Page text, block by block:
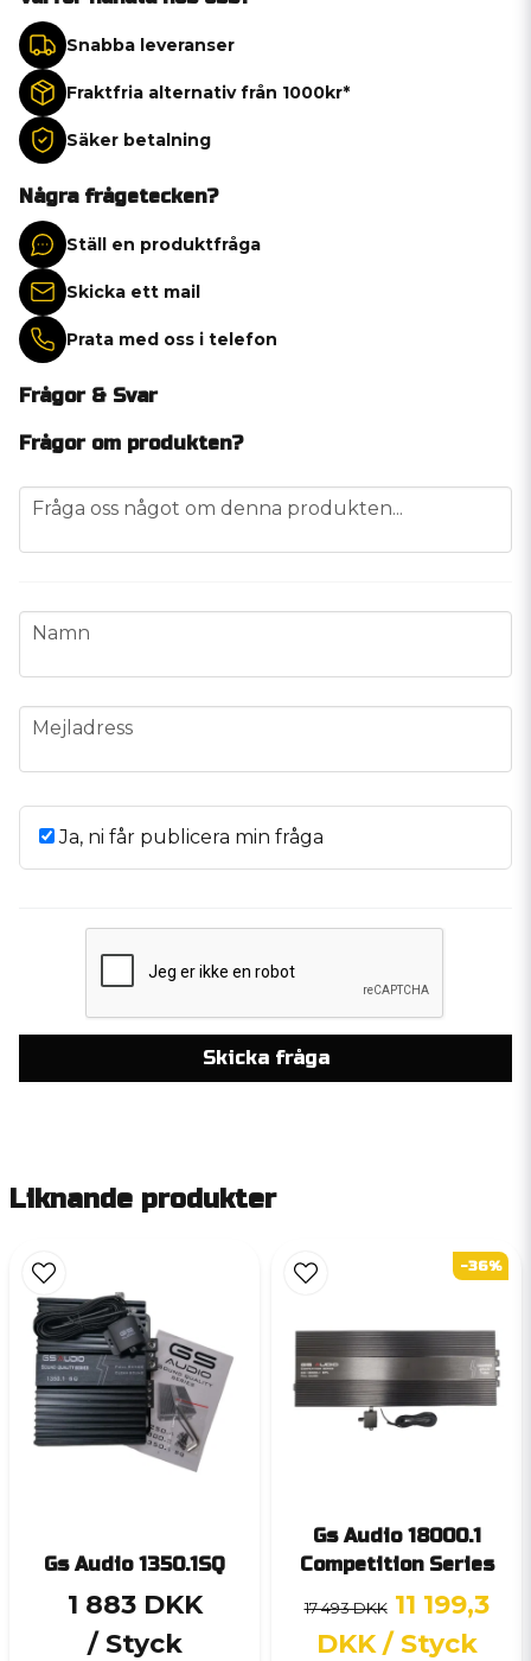
Snabba leveranser
Fraktfria alternativ från 1000kr*
Säker betalning
Några frågetecken?
Ställ en produktfråga
Skicka ett mail
Prata med oss i telefon
Frågor & Svar
Frågor om produkten?
question
Fråga oss något om denna produkten...
name
Namn
email
Mejladress
Ja, ni får publicera min fråga
Skicka fråga
Liknande produkter
Gs Audio 1350.1SQ
1 883 DKK
/ Styck
Gs Audio 18000.1
Competition Series
17 493 DKK 11 199,3
DKK / Styck
-36%